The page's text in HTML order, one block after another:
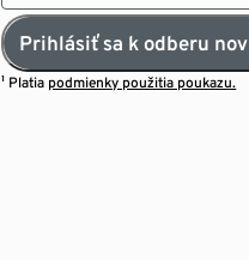
Prihlásiť sa k odberu
¹ Platia podmienky použitia poukazu.